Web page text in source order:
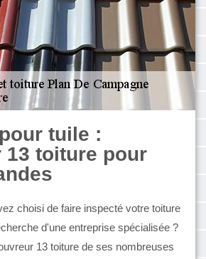
tuile :
13 toiture pour
choisi de faire inspecté votre toiture
d'une entreprise spécialisée ?
13 toiture de ses nombreuses